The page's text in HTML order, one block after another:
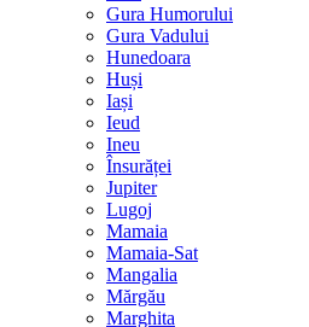
Gura Humorului
Gura Vadului
Hunedoara
Huși
Iași
Ieud
Ineu
Însurăței
Jupiter
Lugoj
Mamaia
Mamaia-Sat
Mangalia
Mărgău
Marghita